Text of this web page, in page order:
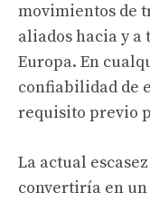
movimientos de
aliados hacia y
Europa. En
confiabilidad de
requisito previo
La actual
convertiría en